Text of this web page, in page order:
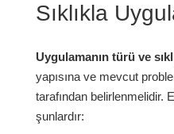
Sıklıkla
Uygulamanın türü ve
yapısına ve mevcut
tarafından belirlenmelidir.
şunlardır: